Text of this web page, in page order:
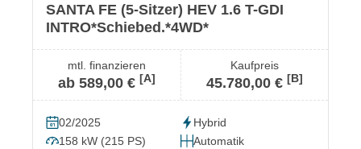
SANTA FE (5-Sitzer) HEV 1.6 T-GDI
INTRO*Schiebed.*4WD*
mtl. finanzieren
ab 589,00 € [A]
Kaufpreis
45.780,00 € [B]
02/2025
Hybrid
158 kW (215 PS)
Automatik